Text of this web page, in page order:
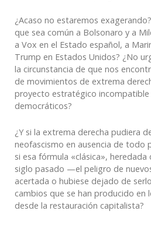
¿Acaso no estaremos
que sea común a Bolsonaro y a
a Vox en el Estado español, a
Trump en Estados Unidos? ¿No
la circunstancia de que nos
de movimientos de extrema
proyecto estratégico incompatible
democráticos?
¿Y si la extrema derecha pudiera
neofascismo en ausencia de todo
si esa fórmula «clásica»,
siglo pasado —el peligro de
acertada o hubiese dejado de
cambios que se han producido en
desde la restauración capitalista?